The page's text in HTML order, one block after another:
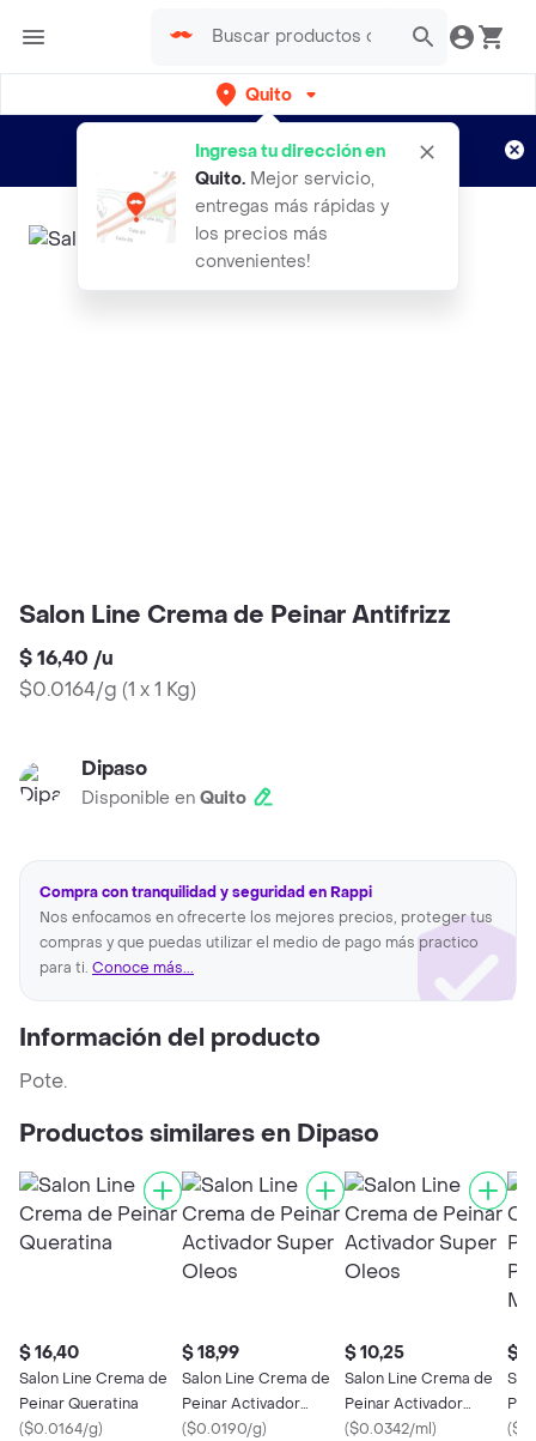
Quito
Ingresa tu dirección en
Quito. Mejor servicio,
entregas más rápidas y
los precios más
convenientes!
envíos gratis por semanas
Aplican TyC
Salon Line Crema de Peinar Antifrizz
$ 16,40 /u
$0.0164/g (1 x 1 Kg)
Dipaso
Disponible en Quito
Compra con tranquilidad y seguridad en Rappi
Nos enfocamos en ofrecerte los mejores precios, proteger tus
compras y que puedas utilizar el medio de pago más practico
para ti. Conoce más...
Información del producto
Pote.
Productos similares en Dipaso
$ 16,40
Salon Line Crema de
Peinar Queratina
($0.0164/g)
$ 18,99
Salon Line Crema de
Peinar Activador
Super Oleos
($0.0190/g)
$ 10,25
Salon Line Crema de
Peinar Activador
Super Oleos
($0.0342/ml)
$
(